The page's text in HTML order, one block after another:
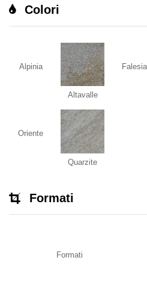
Colori
Alpinia
Altavalle
Falesia
Oriente
Quarzite
Formati
Formati